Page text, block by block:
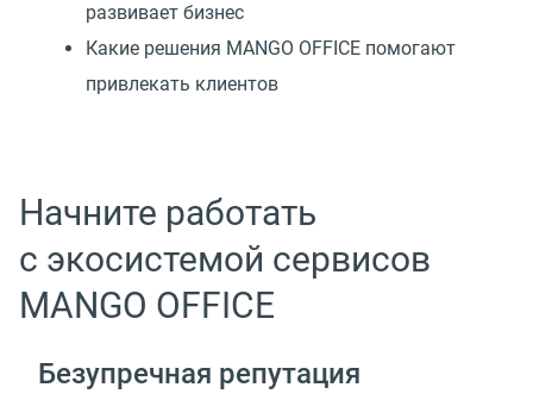
развивает бизнес
Какие решения MANGO OFFICE помогают
привлекать клиентов
Начните работать
с экосистемой сервисов
MANGO OFFICE
Безупречная репутация